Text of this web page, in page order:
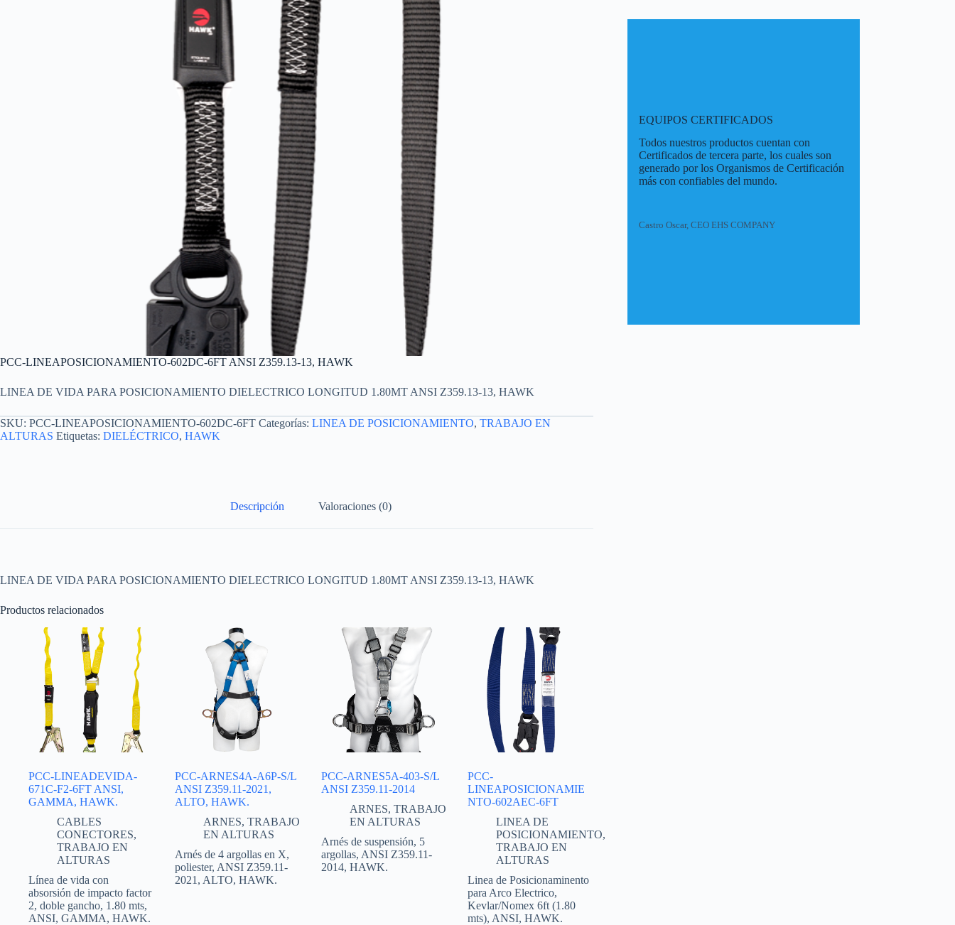
PCC-LINEAPOSICIONAMIENTO-602DC-6FT ANSI Z359.13-13, HAWK
LINEA DE VIDA PARA POSICIONAMIENTO DIELECTRICO LONGITUD 1.80MT ANSI Z359.13-13, HAWK
SKU: PCC-LINEAPOSICIONAMIENTO-602DC-6FT Categorías: LINEA DE POSICIONAMIENTO, TRABAJO EN
ALTURAS Etiquetas: DIELÉCTRICO, HAWK
Descripción Valoraciones (0)
LINEA DE VIDA PARA POSICIONAMIENTO DIELECTRICO LONGITUD 1.80MT ANSI Z359.13-13, HAWK
Productos relacionados
PCC-LINEADEVIDA-
671C-F2-6FT ANSI,
GAMMA, HAWK.
CABLES
CONECTORES,
TRABAJO EN
ALTURAS
Línea de vida con
absorsión de impacto factor
2, doble gancho, 1.80 mts,
ANSI, GAMMA, HAWK.
PCC-ARNES4A-A6P-S/L
ANSI Z359.11-2021,
ALTO, HAWK.
ARNES,TRABAJO
EN ALTURAS
Arnés de 4 argollas en X,
poliester, ANSI Z359.11-
2021, ALTO, HAWK.
PCC-ARNES5A-403-S/L
ANSI Z359.11-2014
ARNES,TRABAJO
EN ALTURAS
Arnés de suspensión, 5
argollas, ANSI Z359.11-
2014, HAWK.
PCC-
LINEAPOSICIONAMIE
NTO-602AEC-6FT
LINEA DE
POSICIONAMIENTO,
TRABAJO EN
ALTURAS
Linea de Posicionaminento
para Arco Electrico,
Kevlar/Nomex 6ft (1.80
mts), ANSI, HAWK.
EQUIPOS CERTIFICADOS
Todos nuestros productos cuentan con
Certificados de tercera parte, los cuales son
generado por los Organismos de Certificación
más con confiables del mundo.
Castro Oscar, CEO EHS COMPANY